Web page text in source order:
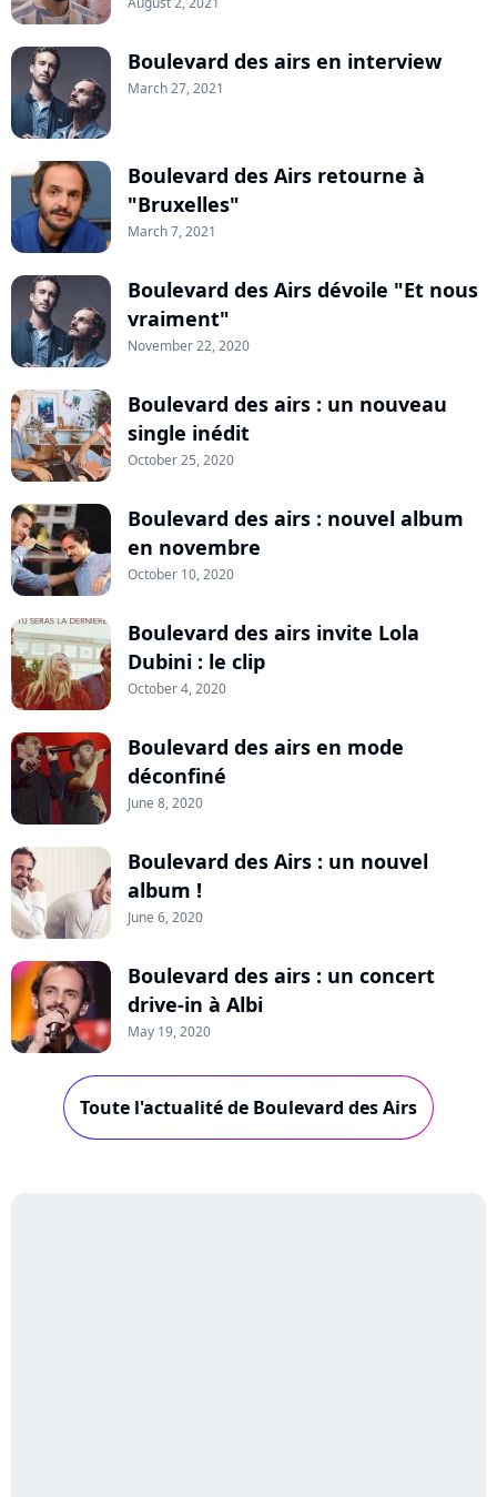
Boulevard des airs en interview
March 27, 2021
Boulevard des Airs retourne à
"Bruxelles"
March 7, 2021
Boulevard des Airs dévoile "Et nous
vraiment"
November 22, 2020
Boulevard des airs : un nouveau
single inédit
October 25, 2020
Boulevard des airs : nouvel album
en novembre
October 10, 2020
Boulevard des airs invite Lola
Dubini : le clip
October 4, 2020
Boulevard des airs en mode
déconfiné
June 8, 2020
Boulevard des Airs : un nouvel
album !
June 6, 2020
Boulevard des airs : un concert
drive-in à Albi
May 19, 2020
Toute l'actualité de Boulevard des Airs